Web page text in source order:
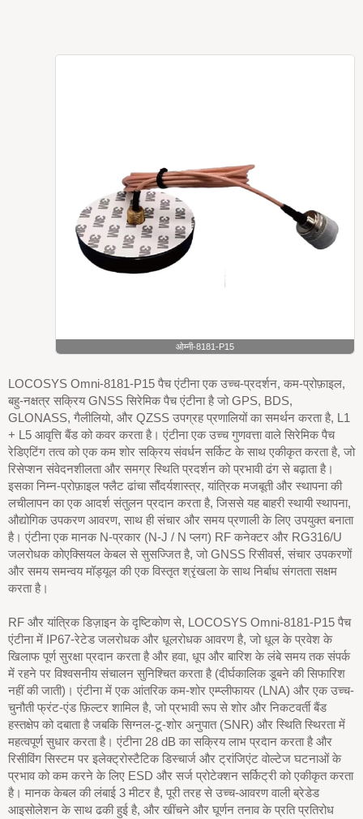
ओम्नी-8181-P15
LOCOSYS Omni-8181-P15 पैच एंटीना एक उच्च-प्रदर्शन, कम-प्रोफ़ाइल,
बहु-नक्षत्र सक्रिय GNSS सिरेमिक पैच एंटीना है जो GPS, BDS,
GLONASS, गैलीलियो, और QZSS उपग्रह प्रणालियों का समर्थन करता है, L1
+ L5 आवृत्ति बैंड को कवर करता है। एंटीना एक उच्च गुणवत्ता वाले सिरेमिक पैच
रेडिएटिंग तत्व को एक कम शोर सक्रिय संवर्धन सर्किट के साथ एकीकृत करता है, जो
रिसेप्शन संवेदनशीलता और समग्र स्थिति प्रदर्शन को प्रभावी ढंग से बढ़ाता है।
इसका निम्न-प्रोफ़ाइल फ्लैट ढांचा सौंदर्यशास्त्र, यांत्रिक मजबूती और स्थापना की
लचीलापन का एक आदर्श संतुलन प्रदान करता है, जिससे यह बाहरी स्थायी स्थापना,
औद्योगिक उपकरण आवरण, साथ ही संचार और समय प्रणाली के लिए उपयुक्त बनाता
है। एंटीना एक मानक N-प्रकार (N-J / N प्लग) RF कनेक्टर और RG316/U
जलरोधक कोएक्सियल केबल से सुसज्जित है, जो GNSS रिसीवर्स, संचार उपकरणों
और समय समन्वय मॉड्यूल की एक विस्तृत श्रृंखला के साथ निर्बाध संगतता सक्षम
करता है।
RF और यांत्रिक डिज़ाइन के दृष्टिकोण से, LOCOSYS Omni-8181-P15 पैच
एंटीना में IP67-रेटेड जलरोधक और धूलरोधक आवरण है, जो धूल के प्रवेश के
खिलाफ पूर्ण सुरक्षा प्रदान करता है और हवा, धूप और बारिश के लंबे समय तक संपर्क
में रहने पर विश्वसनीय संचालन सुनिश्चित करता है (दीर्घकालिक डूबने की सिफारिश
नहीं की जाती)। एंटीना में एक आंतरिक कम-शोर एम्प्लीफायर (LNA) और एक उच्च-
चुनौती फ्रंट-एंड फ़िल्टर शामिल है, जो प्रभावी रूप से शोर और निकटवर्ती बैंड
हस्तक्षेप को दबाता है जबकि सिग्नल-टू-शोर अनुपात (SNR) और स्थिति स्थिरता में
महत्वपूर्ण सुधार करता है। एंटीना 28 dB का सक्रिय लाभ प्रदान करता है और
रिसीविंग सिस्टम पर इलेक्ट्रोस्टैटिक डिस्चार्ज और ट्रांजिएंट वोल्टेज घटनाओं के
प्रभाव को कम करने के लिए ESD और सर्ज प्रोटेक्शन सर्किट्री को एकीकृत करता
है। मानक केबल की लंबाई 3 मीटर है, पूरी तरह से उच्च-आवरण वाली ब्रेडेड
आइसोलेशन के साथ ढकी हुई है, और खींचने और घूर्णन तनाव के प्रति प्रतिरोध